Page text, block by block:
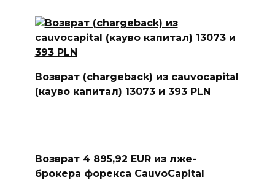
Возврат (chargeback) из cauvocapital
(кауво капитал) 13073 и 393 PLN
Возврат 4 895,92 EUR из лже-
брокера форекса CauvoCapital